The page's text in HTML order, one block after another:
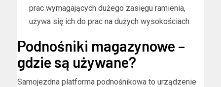
prac wymagających dużego zasięgu ramienia,
używa się ich do prac na dużych wysokościach.
Podnośniki magazynowe –
gdzie są używane?
Samojezdna platforma podnośnikowa to urządzenie